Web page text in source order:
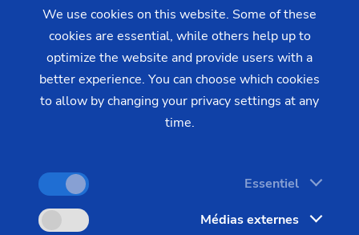
Secteurs & Solutions
Pièces
Housings & Flanges
Bride
Tours pour l'usinage flexible
de brides
énergétique ou de la construction de machines en
dans la production industrielle. Des composants
We use cookies on this website. Some of these
cookies are essential, while others help up to
optimize the website and provide users with a
better experience. You can choose which cookies
to allow by changing your privacy settings at any
time.
Essentiel
Médias externes